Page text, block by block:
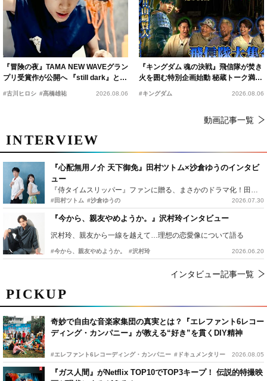
PICKUP
奇妙で自由な音楽家集団の真実とは？『エレファント6レコー
ディング・カンパニー』が教える“好き”を貫くDIY精神
#エレファント6レコーディング・カンパニー #ドキュメンタリー 2026.08.05
『ガス人間』がNetflix TOP10でTOP3キープ！ 伝説的特撮映
『冒険の夜』TAMA NEW WAVEグラン
プリ受賞作が公開へ 『still dark』と同
時上映決定
#古川ヒロシ #髙橋雄祐 2026.08.06
『キングダム 魂の決戦』飛信隊が焚き
火を囲む特別企画始動 秘蔵トーク満載
の“キングダムキャンプ”開催
#キングダム 2026.08.06
動画記事一覧
INTERVIEW
『心配無用ノ介 天下御免』田村ツトム×沙倉ゆうのインタビ
ュー
『侍タイムスリッパー』ファンに贈る、まさかのドラマ化！田村ツトム×沙倉ゆうのが語る『心配無用ノ介』撮影秘話
#田村ツトム #沙倉ゆうの 2026.07.30
『今から、親友やめようか。』沢村玲インタビュー
沢村玲、親友から一線を越えて…理想の恋愛像について語る
#今から、親友やめようか。 #沢村玲 2026.06.20
インタビュー記事一覧